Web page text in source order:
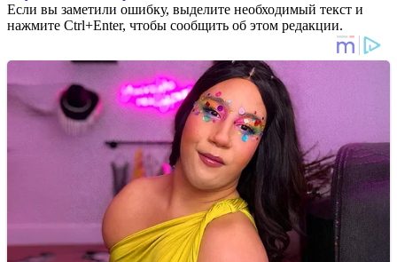
Если вы заметили ошибку, выделите необходимый текст и
нажмите Ctrl+Enter, чтобы сообщить об этом редакции.